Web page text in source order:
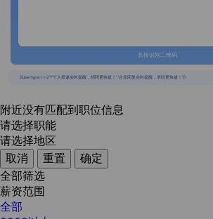
长按识别二维码
{{usertype=='2'?'个人投递实时提醒，招聘更快捷！':'企业回复实时提醒，求职更快捷！'}}
附近没有匹配到职位信息
请选择职能
请选择地区
取消
重置
确定
全部筛选
薪资范围
全部